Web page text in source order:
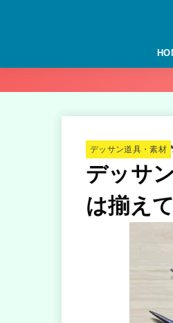
デッサン道具・素材
デッサ
は揃え